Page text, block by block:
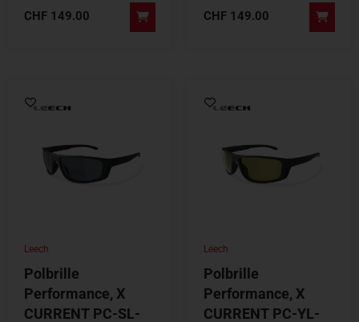
CHF 149.00 CHF 149.00
Leech
Polbrille
Performance, X
CURRENT PC-SL-
Leech
Polbrille
Performance, X
CURRENT PC-YL-